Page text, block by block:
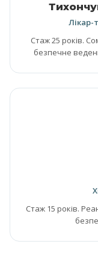
Лікар-
Стаж 25 років.
безпечне
Стаж 15 років.